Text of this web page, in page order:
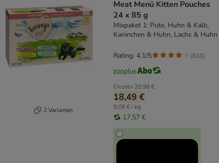
2 Varianten
Meat Menü Kitten Pouches
24 x 85 g
Mixpaket 1: Pute, Huhn & Kalb,
Kaninchen & Huhn, Lachs & Huhn
Einzeln 20,98 €
18,49 €
9,06 € / kg
17,57 €
Rating: 4.1/5 (810)